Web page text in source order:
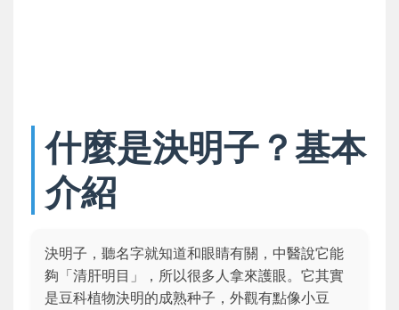
什麼是決明子？基本
介紹
決明子，聽名字就知道和眼睛有關，中醫說它能
夠「清肝明目」，所以很多人拿來護眼。它其實
是豆科植物決明的成熟种子，外觀有點像小豆